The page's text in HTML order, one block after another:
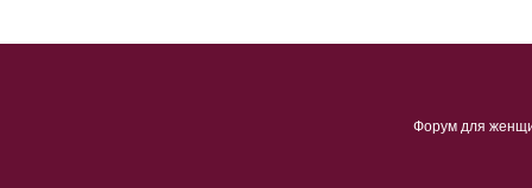
Форум для